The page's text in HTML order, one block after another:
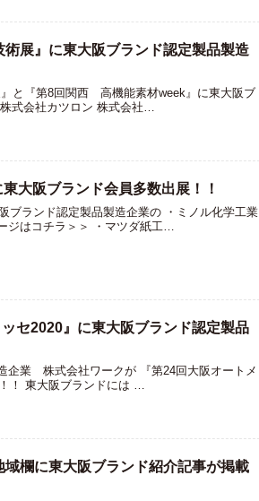
術展』に東大阪ブランド認定製品製造
』と『第8回関西 高機能素材week』に東大阪ブ
式会社カツロン 株式会社…
東大阪ブランド会員多数出展！！
ブランド認定製品製造企業の ・ミノル化学工業
コチラ＞＞ ・マツダ紙工…
ッセ2020』に東大阪ブランド認定製品
企業 株式会社ワークが 『第24回大阪オートメ
！ 東大阪ブランドには …
域欄に東大阪ブランド紹介記事が掲載